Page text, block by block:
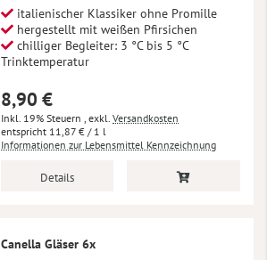
italienischer Klassiker ohne Promille
hergestellt mit weißen Pfirsichen
chilliger Begleiter: 3 °C bis 5 °C
Trinktemperatur
8,90 €
Inkl. 19% Steuern , exkl. Versandkosten
11,87 € / 1 l
Informationen zur Lebensmittel Kennzeichnung
Details
Canella Gläser 6x